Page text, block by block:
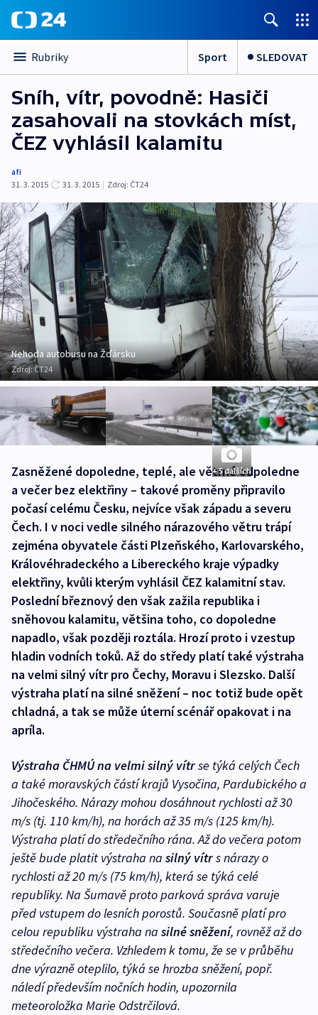
Rubriky Sport SLEDOVAT
Sníh, vítr, povodně: Hasiči
zasahovali na stovkách míst,
ČEZ vyhlásil kalamitu
afi
31. 3. 2015
31. 3. 2015 | Zdroj: ČT24
Nehoda autobusu na Žďársku
Zdroj:ČT24
+ 5 dalších
Zasněžené dopoledne, teplé, ale větrné odpoledne
a večer bez elektřiny – takové proměny připravilo
počasí celému Česku, nejvíce však západu a severu
Čech. I v noci vedle silného nárazového větru trápí
zejména obyvatele části Plzeňského, Karlovarského,
Královéhradeckého a Libereckého kraje výpadky
elektřiny, kvůli kterým vyhlásil ČEZ kalamitní stav.
Poslední březnový den však zažila republika i
sněhovou kalamitu, většina toho, co dopoledne
napadlo, však později roztála. Hrozí proto i vzestup
hladin vodních toků. Až do středy platí také výstraha
na velmi silný vítr pro Čechy, Moravu i Slezsko. Další
výstraha platí na silné sněžení – noc totiž bude opět
chladná, a tak se může úterní scénář opakovat i na
apríla.
Výstraha ČHMÚ na velmi silný vítrse týká celých Čech
a také moravských částí krajů Vysočina, Pardubického a
Jihočeského. Nárazy mohou dosáhnout rychlosti až 30
m/s (tj. 110 km/h), na horách až 35 m/s (125 km/h).
Výstraha platí do středečního rána. Až do večera potom
ještě bude platit výstraha na silný vítrs nárazy o
rychlosti až 20 m/s (75 km/h), která se týká celé
republiky. Na Šumavě proto parková správa varuje
před vstupem do lesních porostů. Současně platí pro
celou republiku výstraha na silné sněžení, rovněž až do
středečního večera. Vzhledem k tomu, že se v průběhu
dne výrazně oteplilo, týká se hrozba sněžení, popř.
náledí především nočních hodin, upozornila
meteoroložka Marie Odstrčilová.